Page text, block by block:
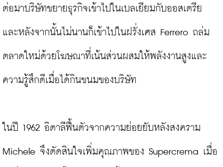
ต่อมาบริษัทขยายธุรกิจเข้าไปในเบลเยียมกับออสเตรีย
และหลังจากนั้นไม่นานก็เข้าไปในฝรั่งเศส Ferrero ถล่ม
ตลาดใหม่ด้วยโฆษณาที่เน้นส่วนผสมให้พลังงานสูงและ
ความรู้สึกดีเมื่อได้กินขนมของบริษัท
ในปี 1962 อิตาลีฟื้นตัวจากความย่อยยับหลังสงคราม
Michele จึงตัดสินใจเพิ่มคุณภาพของ Supercrema เมื่อ